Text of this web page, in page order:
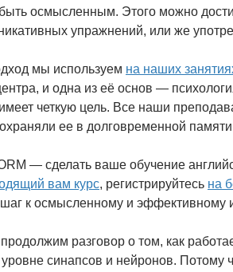
осмысленным. Этого можно
упражнений, или же
мы используем на наших
и одна из её основ —
четкую цель. Все наши
ее в долговременной
— сделать ваше обучение
вам курс, регистрируйтесь на
к осмысленному и эффективному
разговор о том, как
синапсов и нейронов.